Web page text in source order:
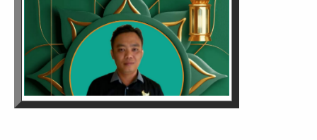
keagamaan yang memberikan
manfaat langsung kepada
masyarakat. Ia berharap
sinergitas antara Polri, tokoh
agama, dan seluruh elemen
masyarakat terus terjalin
dalam menjaga situasi
kamtibmas yang aman dan
kondusif di wilayah NTB.